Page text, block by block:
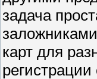
задача
карт для
регистрации